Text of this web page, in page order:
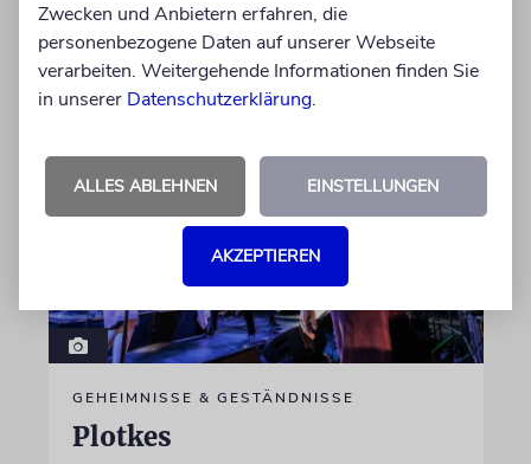
von Lennart Wilsch
07.08.2026
GEHEIMNISSE & GESTÄNDNISSE
Plotkes
Zwecken und Anbietern erfahren, die
personenbezogene Daten auf unserer Webseite
verarbeiten. Weitergehende Informationen finden Sie
in unserer Datenschutzerklärung.
ALLES ABLEHNEN EINSTELLUNGEN
AKZEPTIEREN